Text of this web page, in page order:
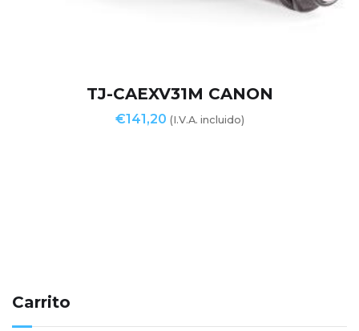
TJ-CAEXV31M CANON
€141,20 (I.V.A. incluido)
Carrito